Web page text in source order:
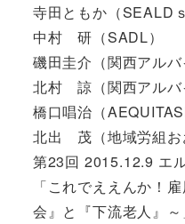
寺田ともか（SEALD
中村 研（SADL）
磯田圭介（関西アルバ
北村 諒（関西アルバ
橋口唱治（
北出 茂（地域労組お
第23回 2015.12.9 エ
「これでええんか！
会』と『下流老人』～